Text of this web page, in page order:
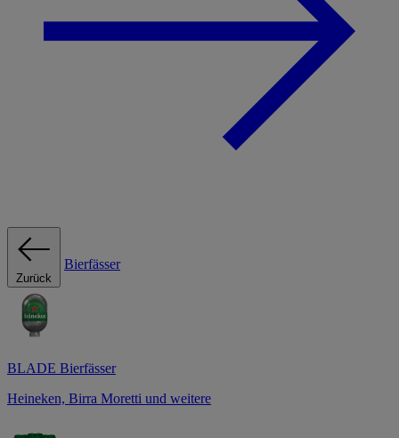
Zurück
Bierfässer
BLADE Bierfässer
Heineken, Birra Moretti und weitere